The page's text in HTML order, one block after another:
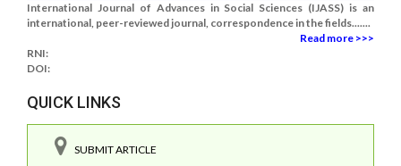
International Journal of Advances in Social Sciences (IJASS) is an
international, peer-reviewed journal, correspondence in the fields.......
Read more >>>
RNI:
DOI:
QUICK LINKS
SUBMIT ARTICLE